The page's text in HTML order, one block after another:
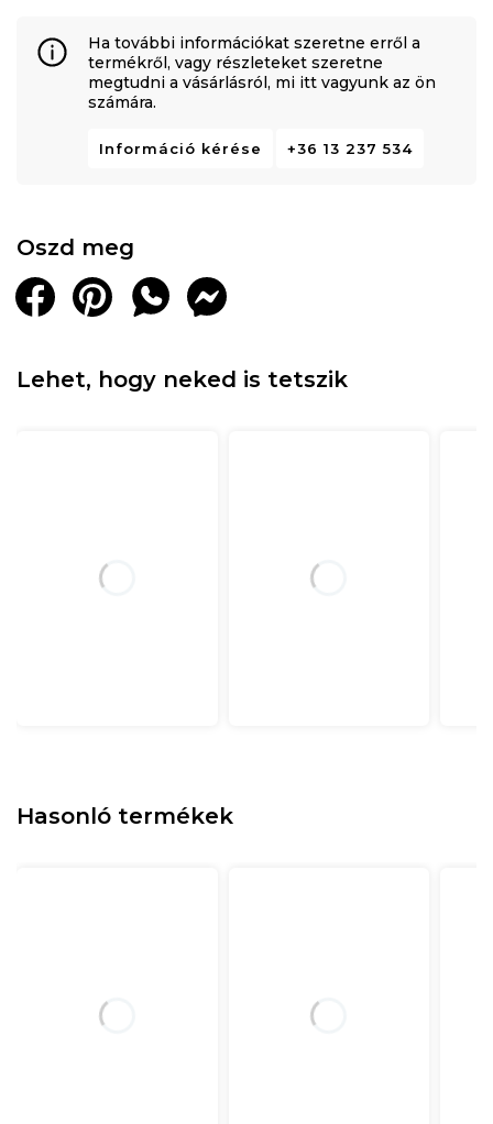
Ha további információkat szeretne erről a
termékről, vagy részleteket szeretne
megtudni a vásárlásról, mi itt vagyunk az ön
számára.
Információ kérése +36 13 237 534
Oszd meg
Lehet, hogy neked is tetszik
Hasonló termékek